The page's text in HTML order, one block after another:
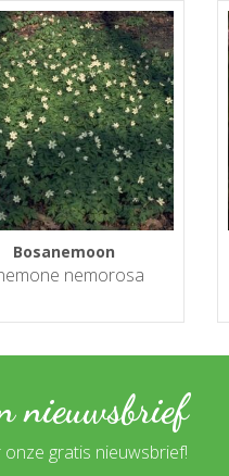
Bosanemoon
nemorosa
nieuwsbrief
gratis nieuwsbrief!